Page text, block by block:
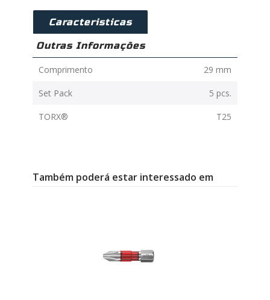
Caracteristicas
Outras Informações
Comprimento 29 mm
Set Pack 5 pcs.
TORX® T25
Também poderá estar interessado em